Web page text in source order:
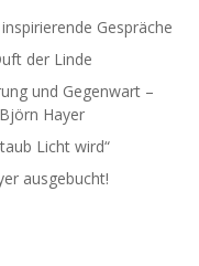
Gespräche
der Linde
und Gegenwart –
Hayer
Licht wird“
ausgebucht!